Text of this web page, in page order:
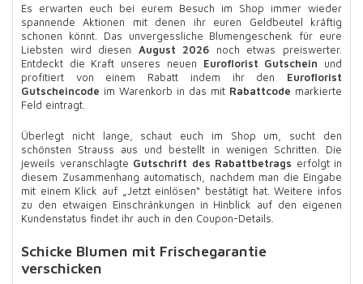
Es erwarten euch bei eurem Besuch im Shop immer wieder
spannende Aktionen mit denen ihr euren Geldbeutel kräftig
schonen könnt. Das unvergessliche Blumengeschenk für eure
Liebsten wird diesen August 2026 noch etwas preiswerter.
Entdeckt die Kraft unseres neuen Euroflorist Gutschein und
profitiert von einem Rabatt indem ihr den Euroflorist
Gutscheincode im Warenkorb in das mit Rabattcode markierte
Feld eintragt.
Überlegt nicht lange, schaut euch im Shop um, sucht den
schönsten Strauss aus und bestellt in wenigen Schritten. Die
jeweils veranschlagte Gutschrift des Rabattbetrags erfolgt in
diesem Zusammenhang automatisch, nachdem man die Eingabe
mit einem Klick auf „Jetzt einlösen“ bestätigt hat. Weitere infos
zu den etwaigen Einschränkungen in Hinblick auf den eigenen
Kundenstatus findet ihr auch in den Coupon-Details.
Schicke Blumen mit Frischegarantie
verschicken